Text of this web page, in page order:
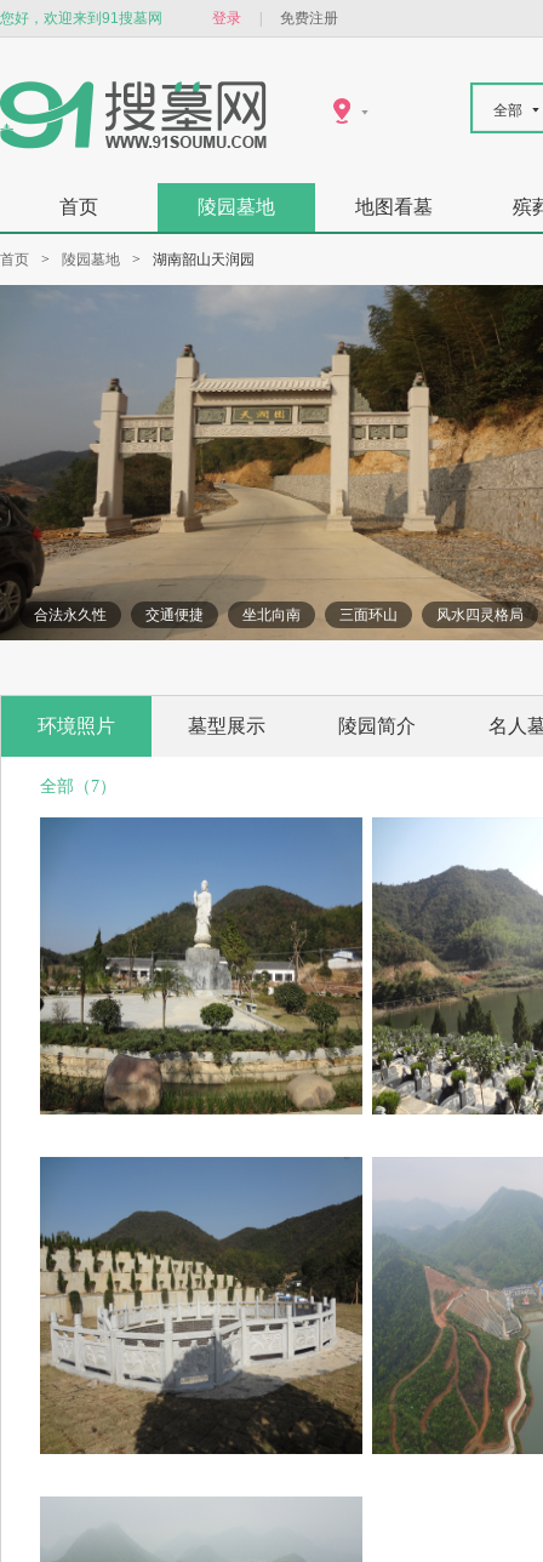
您好，欢迎来到91搜墓网 登录 免费注册
全部
首页 陵园墓地 地图看墓 殡
首页 > 陵园墓地 > 湖南韶山天润园
合法永久性 交通便捷 坐北向南 三面环山 风水四灵格局
环境照片 墓型展示 陵园简介 名人
全部（7）